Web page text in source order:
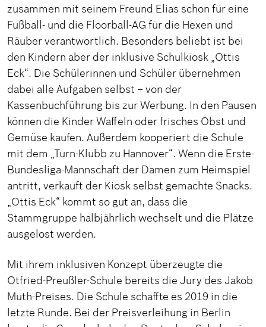
zusammen mit seinem Freund Elias schon für eine
Fußball- und die Floorball-AG für die Hexen und
Räuber verantwortlich. Besonders beliebt ist bei
den Kindern aber der inklusive Schulkiosk „Ottis
Eck“. Die Schülerinnen und Schüler übernehmen
dabei alle Aufgaben selbst – von der
Kassenbuchführung bis zur Werbung. In den Pausen
können die Kinder Waffeln oder frisches Obst und
Gemüse kaufen. Außerdem kooperiert die Schule
mit dem „Turn-Klubb zu Hannover“. Wenn die Erste-
Bundesliga-Mannschaft der Damen zum Heimspiel
antritt, verkauft der Kiosk selbst gemachte Snacks.
„Ottis Eck“ kommt so gut an, dass die
Stammgruppe halbjährlich wechselt und die Plätze
ausgelost werden.
Mit ihrem inklusiven Konzept überzeugte die
Otfried-Preußler-Schule bereits die Jury des Jakob
Muth-Preises. Die Schule schaffte es 2019 in die
letzte Runde. Bei der Preisverleihung in Berlin